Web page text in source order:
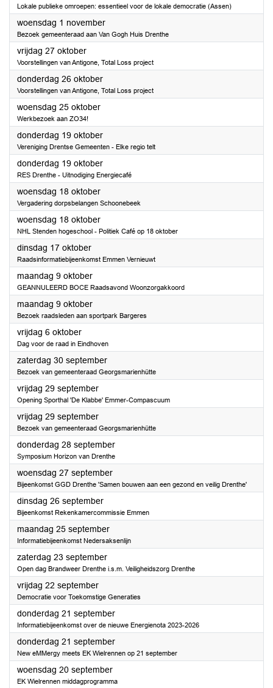
Lokale publieke omroepen: essentieel voor de lokale democratie (Assen)
woensdag 1 november2023
Bezoek gemeenteraad aan Van Gogh Huis Drenthe
vrijdag 27 oktober2023
Voorstellingen van Antigone, Total Loss project
donderdag 26 oktober2023
Voorstellingen van Antigone, Total Loss project
woensdag 25 oktober2023
Werkbezoek aan ZO34!
donderdag 19 oktober2023
Vereniging Drentse Gemeenten - Elke regio telt
donderdag 19 oktober2023
RES Drenthe - Uitnodiging Energiecafé
woensdag 18 oktober2023
Vergadering dorpsbelangen Schoonebeek
woensdag 18 oktober2023
NHL Stenden hogeschool - Politiek Café op 18 oktober
dinsdag 17 oktober2023
Raadsinformatiebijeenkomst Emmen Vernieuwt
maandag 9 oktober2023
GEANNULEERD BOCE Raadsavond Woonzorgakkoord
maandag 9 oktober2023
Bezoek raadsleden aan sportpark Bargeres
vrijdag 6 oktober2023
Dag voor de raad in Eindhoven
zaterdag 30 september2023
Bezoek van gemeenteraad Georgsmarienhütte
vrijdag 29 september2023
Opening Sporthal 'De Klabbe' Emmer-Compascuum
vrijdag 29 september2023
Bezoek van gemeenteraad Georgsmarienhütte
donderdag 28 september2023
Symposium Horizon van Drenthe
woensdag 27 september2023
Bijeenkomst GGD Drenthe 'Samen bouwen aan een gezond en veilig Drenthe'
dinsdag 26 september2023
Bijeenkomst Rekenkamercommissie Emmen
maandag 25 september2023
Informatiebijeenkomst Nedersaksenlijn
zaterdag 23 september2023
Open dag Brandweer Drenthe i.s.m. Veiligheidszorg Drenthe
vrijdag 22 september2023
Democratie voor Toekomstige Generaties
donderdag 21 september2023
Informatiebijeenkomst over de nieuwe Energienota 2023-2026
donderdag 21 september2023
New eMMergy meets EK Wielrennen op 21 september
woensdag 20 september2023
EK Wielrennen middagprogramma